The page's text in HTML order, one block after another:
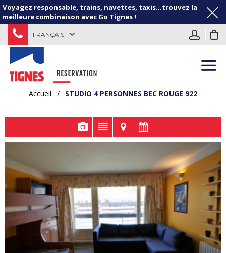
Voyagez responsable, trains, navettes, taxis...trouvez la
meilleure combinaison avec Go Tignes !
FRANÇAIS
Accueil / STUDIO 4 PERSONNES BEC ROUGE 922